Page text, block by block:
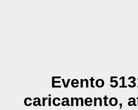
Evento
caricamento,